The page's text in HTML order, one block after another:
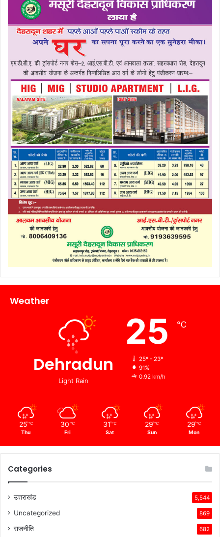
Weather
Dehradun
Light Rain
25 ℃
25º - 23º
91%
0.92 km/h
25 ℃
Thu
30 ℃
Fri
31 ℃
Sat
29 ℃
Sun
29 ℃
Mon
Categories
उत्तराखंड 5,544
Uncategorized 869
राजनीति 682